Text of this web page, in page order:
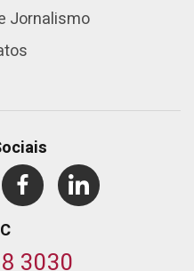
Jornalismo
3030